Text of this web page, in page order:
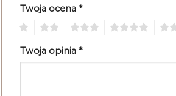
Twoja ocena *
Twoja opinia *